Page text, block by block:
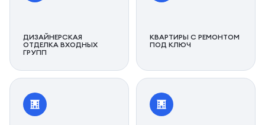
ДИЗАЙНЕРСКАЯ
ОТДЕЛКА ВХОДНЫХ
ГРУПП
КВАРТИРЫ С РЕМОНТОМ
ПОД КЛЮЧ